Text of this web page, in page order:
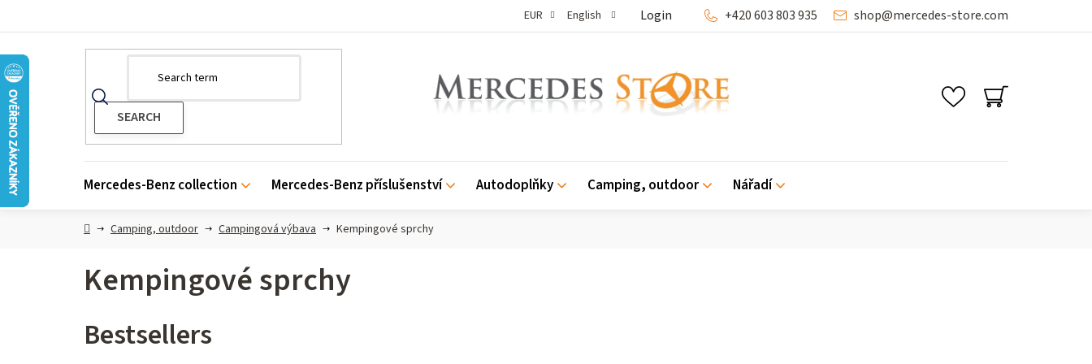
EUR English Login shop@mercedes-store.com
+420 603 803 935
SHOPPING
CART
Mercedes-Benz collection Mercedes-Benz příslušenství Autodoplňky Camping, outdoor Nářadí
HomeCamping, outdoor Campingová výbava Kempingové sprchy
Kempingové sprchy
Bestsellers